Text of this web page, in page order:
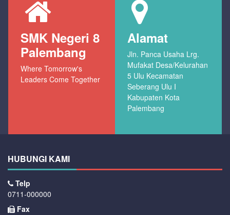
SMK Negeri 8
Palembang
Where Tomorrow's
Leaders Come Together
Alamat
Jln. Panca Usaha Lrg.
Mufakat Desa/Kelurahan
5 Ulu Kecamatan
Seberang Ulu I
Kabupaten Kota
Palembang
HUBUNGI KAMI
Telp
0711-000000
Fax